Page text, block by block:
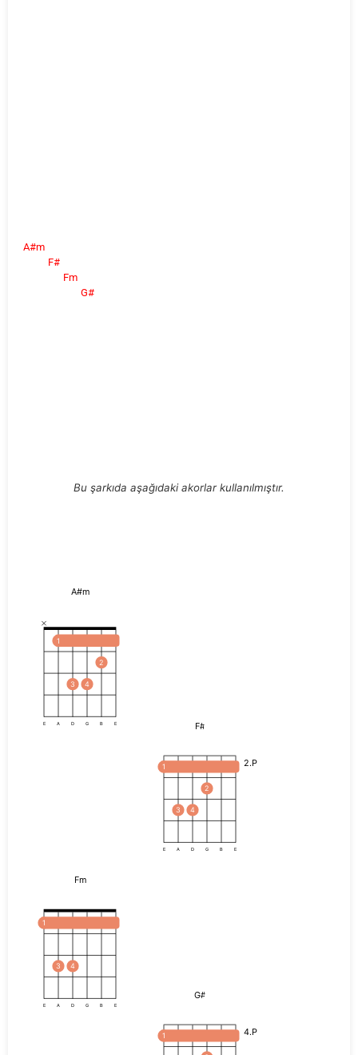
A#m
F#
Fm
G#
Bu şarkıda aşağıdaki akorlar kullanılmıştır.
A#m
1
3 4
2
E A D G B E F#
2.P
1
3 4
2
E A D G B E
Fm
1
3 4
E A D G B E
G#
4.P
1